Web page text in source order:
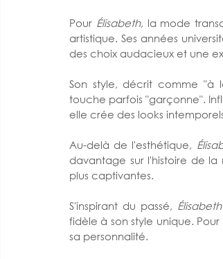
Pour Élisabeth, la mode
artistique. Ses années
des choix audacieux et une
Son style, décrit comme "à
touche parfois "garçonne".
elle crée des looks
Au-delà de l'esthétique,
davantage sur l'histoire de la
plus captivantes.
S'inspirant du passé,
fidèle à son style unique.
sa personnalité.